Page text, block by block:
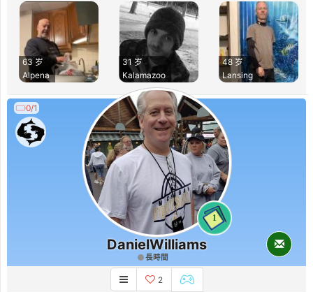
63 岁
Alpena
31 岁
Kalamazoo
48 岁
Lansing
0/1
1
DanielWilliams
長時間
2